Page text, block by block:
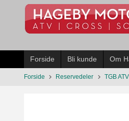
innholdet
Forside Bli kunde Om
Forside Reservedeler TGB ATV